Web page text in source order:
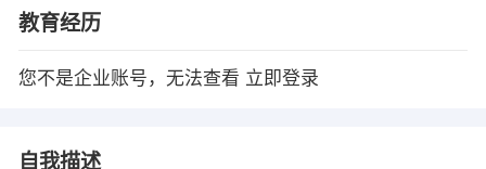
教育经历
您不是企业账号，无法查看 立即登录
自我描述